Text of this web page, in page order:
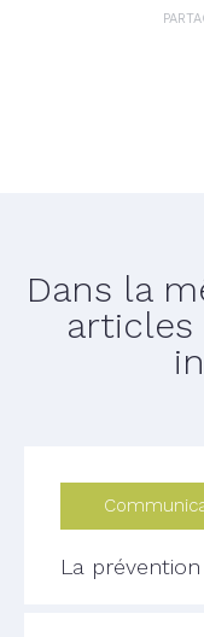
Dans la
articles
La